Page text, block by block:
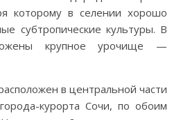
которому в селении хорошо
субтропические культуры. В
крупное урочище —
в центральной части
курорта Сочи, по обоим